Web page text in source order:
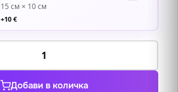
15 см × 10 см
+10 €
Добави в количка